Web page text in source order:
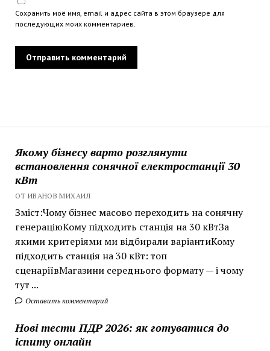
Якому бізнесу варто розглянути
встановлення сонячної електростанції 30
кВт
ОТ ИВАНОВ МИХАИЛ
Зміст:Чому бізнес масово переходить на сонячну
генераціюКому підходить станція на 30 кВтЗа
якими критеріями ми відбирали варіантиКому
підходить станція на 30 кВт: топ
сценаріївМагазини середнього формату — і чому
тут ...
Оставить комментарий
Нові тести ПДР 2026: як готуватися до
іспиту онлайн
Сохранить моё имя, email и адрес сайта в этом браузере для
последующих моих комментариев.